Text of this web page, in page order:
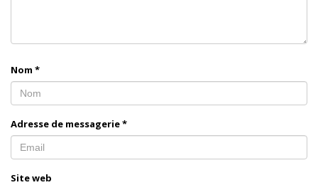
Nom *
Adresse de messagerie*
Site web